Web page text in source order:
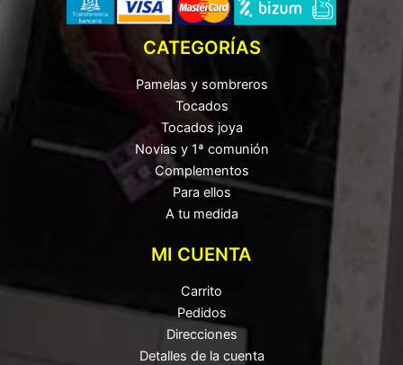
CATEGORÍAS
Pamelas y sombreros
Tocados
Tocados joya
Novias y 1ª comunión
Complementos
Para ellos
A tu medida
MI CUENTA
Carrito
Pedidos
Direcciones
Detalles de la cuenta